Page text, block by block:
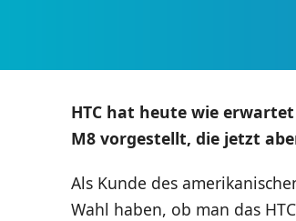
HTC hat heute wie
M8 vorgestellt, die jetzt
Als Kunde des
Wahl haben, ob man das